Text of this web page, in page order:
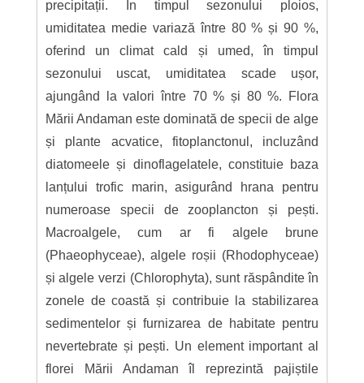
precipitații. În timpul sezonului ploios,
umiditatea medie variază între 80 % și 90 %,
oferind un climat cald și umed, în timpul
sezonului uscat, umiditatea scade ușor,
ajungând la valori între 70 % și 80 %. Flora
Mării Andaman este dominată de specii de alge
și plante acvatice, fitoplanctonul, incluzând
diatomeele și dinoflagelatele, constituie baza
lanțului trofic marin, asigurând hrana pentru
numeroase specii de zooplancton și pești.
Macroalgele, cum ar fi algele brune
(Phaeophyceae), algele roșii (Rhodophyceae)
și algele verzi (Chlorophyta), sunt răspândite în
zonele de coastă și contribuie la stabilizarea
sedimentelor și furnizarea de habitate pentru
nevertebrate și pești. Un element important al
florei Mării Andaman îl reprezintă pajiștile